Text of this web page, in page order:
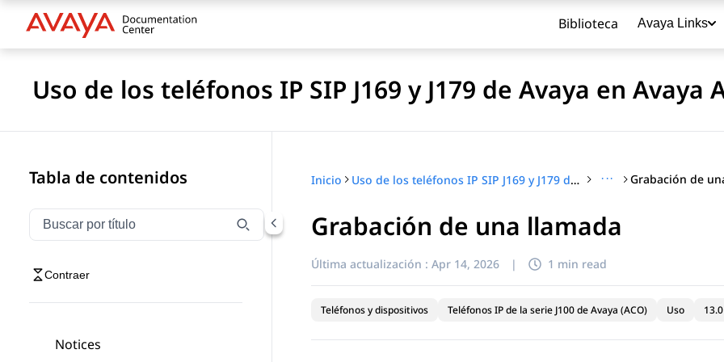
Biblioteca Avaya Links
Uso de los teléfonos IP SIP J169 y J179 de Avaya en Avaya
Tabla de contenidos
Filtrar navegación por título
Escriba para filtrar los elementos de navegación por título
Contraer
Notices
Inicio Uso de los teléfonos IP SIP J169 y J179 de Avaya en Avaya Aura® ··· Grabación de
Grabación de una llamada
Última actualización : Apr 14, 2026 | 1 min read
Teléfonos y dispositivos Teléfonos IP de la serie J100 de Avaya (ACO) Uso 13.0